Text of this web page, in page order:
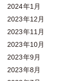
2024年1月
2023年12月
2023年11月
2023年10月
2023年9月
2023年8月